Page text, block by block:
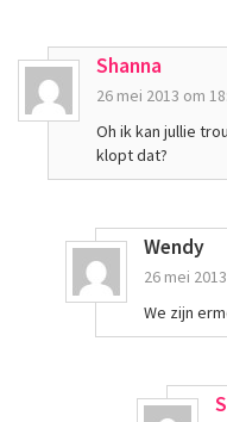
Shanna
26 mei 2013 om
Oh ik kan jullie
klopt dat?
Wendy
26 mei
We zijn